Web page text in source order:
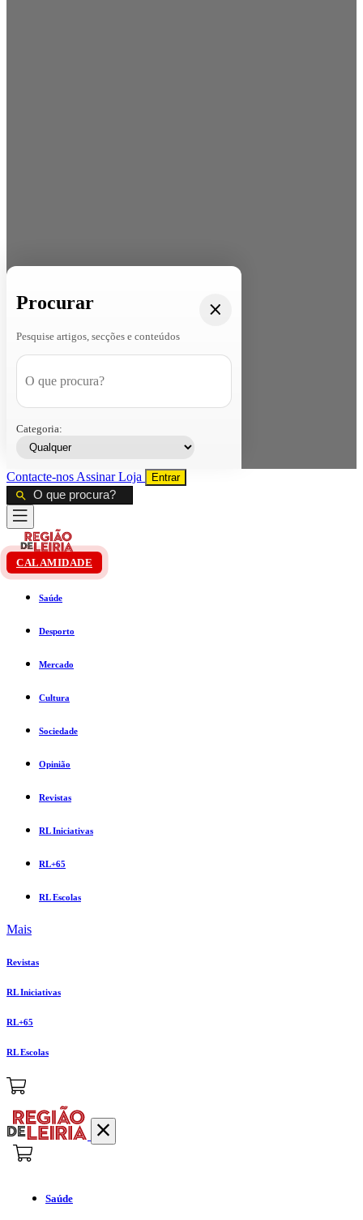
Procurar
Pesquise artigos, secções e conteúdos
Categoria:
Contacte-nos AssinarLoja Entrar
CALAMIDADE
Saúde
Desporto
Mercado
Cultura
Sociedade
Opinião
Revistas
RL Iniciativas
RL+65
RL Escolas
Mais
Revistas
RL Iniciativas
RL+65
RL Escolas
Saúde